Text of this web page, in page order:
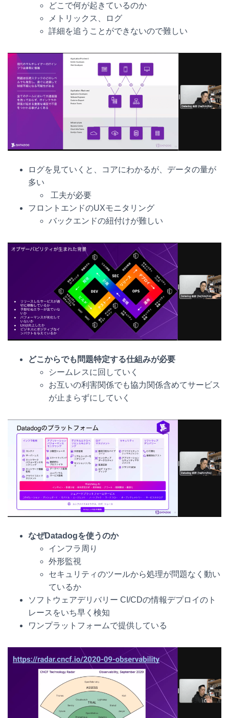
どこで何が起きているのか
メトリックス、ログ
詳細を追うことができないので難しい
ログを見ていくと、コアにわかるが、データの量が
多い
工夫が必要
フロントエンドのUXモニタリング
バックエンドの紐付けが難しい
どこからでも問題特定する仕組みが必要
シームレスに回していく
お互いの利害関係でも協力関係含めてサービス
が止まらずにしていく
なぜDatadogを使うのか
インフラ周り
外形監視
セキュリティのツールから処理が問題なく動い
ているか
ソフトウェアデリバリー CI/CDの情報デプロイのト
レースをいち早く検知
ワンプラットフォームで提供している